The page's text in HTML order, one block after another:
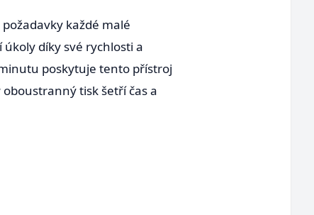
každé malé
díky své rychlosti a
poskytuje tento přístroj
tisk šetří čas a